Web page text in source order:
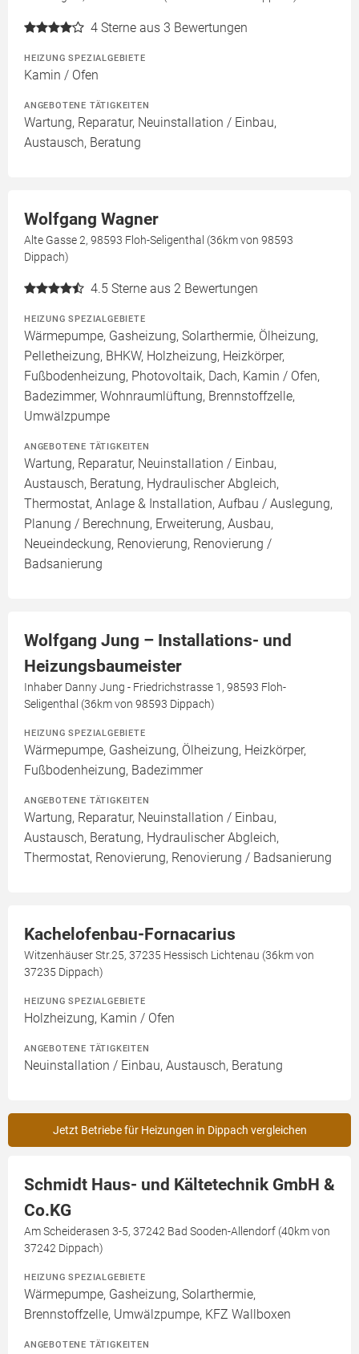
4 Sterne aus 3 Bewertungen
HEIZUNG SPEZIALGEBIETE
Kamin / Ofen
ANGEBOTENE TÄTIGKEITEN
Wartung, Reparatur, Neuinstallation / Einbau,
Austausch, Beratung
Wolfgang Wagner
Alte Gasse 2, 98593 Floh-Seligenthal (36km von 98593
Dippach)
4.5 Sterne aus 2 Bewertungen
HEIZUNG SPEZIALGEBIETE
Wärmepumpe, Gasheizung, Solarthermie, Ölheizung,
Pelletheizung, BHKW, Holzheizung, Heizkörper,
Fußbodenheizung, Photovoltaik, Dach, Kamin / Ofen,
Badezimmer, Wohnraumlüftung, Brennstoffzelle,
Umwälzpumpe
ANGEBOTENE TÄTIGKEITEN
Wartung, Reparatur, Neuinstallation / Einbau,
Austausch, Beratung, Hydraulischer Abgleich,
Thermostat, Anlage & Installation, Aufbau / Auslegung,
Planung / Berechnung, Erweiterung, Ausbau,
Neueindeckung, Renovierung, Renovierung /
Badsanierung
Wolfgang Jung – Installations- und
Heizungsbaumeister
Inhaber Danny Jung - Friedrichstrasse 1, 98593 Floh-
Seligenthal (36km von 98593 Dippach)
HEIZUNG SPEZIALGEBIETE
Wärmepumpe, Gasheizung, Ölheizung, Heizkörper,
Fußbodenheizung, Badezimmer
ANGEBOTENE TÄTIGKEITEN
Wartung, Reparatur, Neuinstallation / Einbau,
Austausch, Beratung, Hydraulischer Abgleich,
Thermostat, Renovierung, Renovierung / Badsanierung
Kachelofenbau-Fornacarius
Witzenhäuser Str.25, 37235 Hessisch Lichtenau (36km von
37235 Dippach)
HEIZUNG SPEZIALGEBIETE
Holzheizung, Kamin / Ofen
ANGEBOTENE TÄTIGKEITEN
Neuinstallation / Einbau, Austausch, Beratung
Jetzt Betriebe für Heizungen in Dippach vergleichen
Schmidt Haus- und Kältetechnik GmbH &
Co.KG
Am Scheiderasen 3-5, 37242 Bad Sooden-Allendorf (40km von
37242 Dippach)
HEIZUNG SPEZIALGEBIETE
Wärmepumpe, Gasheizung, Solarthermie,
Brennstoffzelle, Umwälzpumpe, KFZ Wallboxen
ANGEBOTENE TÄTIGKEITEN